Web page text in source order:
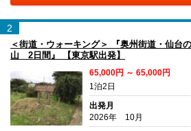
2
＜街道・ウォーキング＞ 『奥州街道・仙
山 2日間』 【東京駅出発】
65,000円 ～ 65,000円
1泊2日
出発月
2026年 10月